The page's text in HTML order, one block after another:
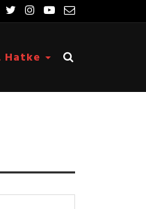
Hatke